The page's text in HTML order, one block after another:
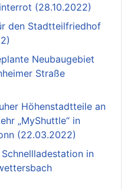
(28.10.2022)
den Stadtteilfriedhof
Neubaugebiet
Straße
Höhenstadtteile an
„MyShuttle“ in
(22.03.2022)
in